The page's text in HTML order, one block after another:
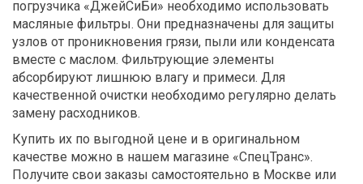
погрузчика «ДжейСиБи» необходимо использовать
масляные фильтры. Они предназначены для защиты
узлов от проникновения грязи, пыли или конденсата
вместе с маслом. Фильтрующие элементы
абсорбируют лишнюю влагу и примеси. Для
качественной очистки необходимо регулярно делать
замену расходников.
Купить их по выгодной цене и в оригинальном
качестве можно в нашем магазине «СпецТранс».
Получите свои заказы самостоятельно в Москве или